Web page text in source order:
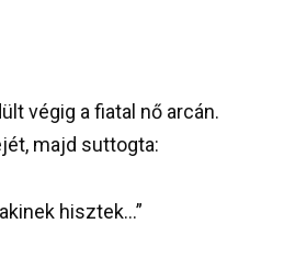
végig a fiatal nő arcán.
majd suttogta:
hisztek…”